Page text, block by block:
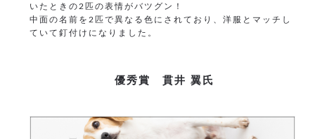
いたときの2匹の表情がバツグン！
中面の名前を2匹で異なる色にされており、洋服とマッチし
ていて釘付けになりました。
優秀賞 貫井 翼氏